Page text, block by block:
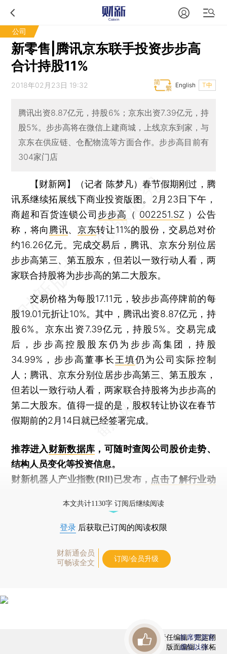
公司
新零售|腾讯京东联手投资步步高
合计持股11%
2018年02月23日 19:32 T中
English
腾讯出资8.87亿元，持股6%；京东出资7.39亿元，持
股5%。步步高将在微信上建商城，上线京东到家，与
京东在供应链、仓配物流等方面合作。步步高目前有
304家门店
【财新网】（记者 陈梦凡） 春节假期刚过，腾
讯系继续拓展线下商业投资版图。2月23日下午，
商超和百货连锁公司 步步高 （ 002251.SZ ）公告
称，将向 腾讯、京东转让11%的股份，交易总对价
约16.26亿元。完成交易后，腾讯、京东分别位居
步步高第三、第五股东，但若以一致行动人看，两
家联合持股将为步步高的第二大股东。
交易价格为每股17.11元，较步步高停牌前的每
股19.01元折让10%。其中，腾讯出资8.87亿元，持
股6%。京东出资7.39亿元，持股5%。交易完成
后，步步高控股股东仍为步步高集团，持股
34.99%，步步高董事长王填仍为公司实际控制
人；腾讯、京东分别位居步步高第三、第五股东，
但若以一致行动人看，两家联合持股将为步步高的
第二大股东。值得一提的是，股权转让协议在春节
假期前的2月14日就已经签署完成。
推荐进入财新数据库 ，可随时查阅公司股价走势、
结构人员变化等投资信息。
财新机器人产业指数(RII)已发布， 点击了解行业动
本文共计1130字 订阅后继续阅读
登录 后获取已订阅的阅读权限
财新通会员
可畅读全文
订阅/会员升级
责任编辑：屈运栩
版面编辑：张柘
首席赞赏官
虚位以待